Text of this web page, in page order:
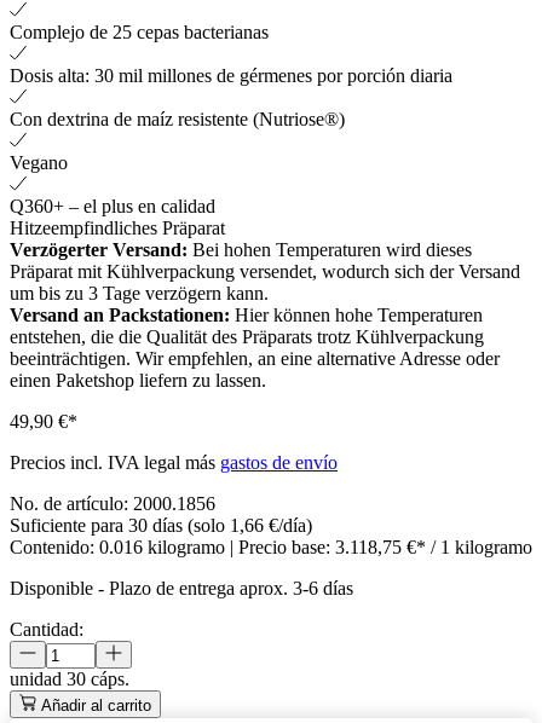
Complejo de 25 cepas bacterianas
Dosis alta: 30 mil millones de gérmenes por porción diaria
Con dextrina de maíz resistente (Nutriose®)
Vegano
Q360+ – el plus en calidad
Hitzeempfindliches Präparat
Verzögerter Versand: Bei hohen Temperaturen wird dieses
Präparat mit Kühlverpackung versendet, wodurch sich der Versand
um bis zu 3 Tage verzögern kann.
Versand an Packstationen: Hier können hohe Temperaturen
entstehen, die die Qualität des Präparats trotz Kühlverpackung
beeinträchtigen. Wir empfehlen, an eine alternative Adresse oder
einen Paketshop liefern zu lassen.
49,90 €*
Precios incl. IVA legal más gastos de envío
No. de artículo: 2000.1856
Suficiente para 30 días (solo 1,66 €/día)
Contenido: 0.016 kilogramo | Precio base: 3.118,75 €* / 1 kilogramo
Disponible - Plazo de entrega aprox. 3-6 días
Cantidad:
unidad 30 cáps.
Añadir al carrito